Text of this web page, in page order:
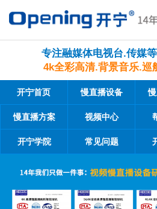
专注融媒体电视台.传媒
4k全彩高清.背景音乐.巡
开宁首页 慢直播设备
慢直播方案 视频中心
开宁学院 常见问题